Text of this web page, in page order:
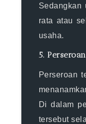
Sedangkan
rata atau
usaha.
5.
Perseroan
Di dalam
tersebut